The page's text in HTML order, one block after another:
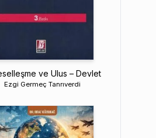
ve Ulus – Devlet
Ezgi Germeç Tanrıverdi